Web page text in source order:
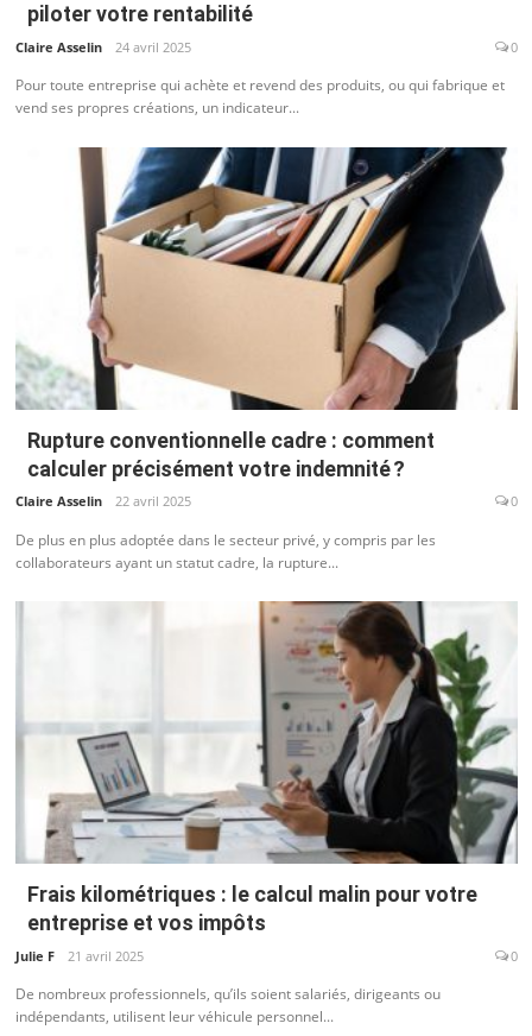
piloter votre rentabilité
Claire Asselin 24 avril 2025 0
Pour toute entreprise qui achète et revend des produits, ou qui fabrique et
vend ses propres créations, un indicateur...
Rupture conventionnelle cadre : comment
calculer précisément votre indemnité ?
Claire Asselin 22 avril 2025 0
De plus en plus adoptée dans le secteur privé, y compris par les
collaborateurs ayant un statut cadre, la rupture...
Frais kilométriques : le calcul malin pour votre
entreprise et vos impôts
Julie F 21 avril 2025 0
De nombreux professionnels, qu’ils soient salariés, dirigeants ou
indépendants, utilisent leur véhicule personnel...